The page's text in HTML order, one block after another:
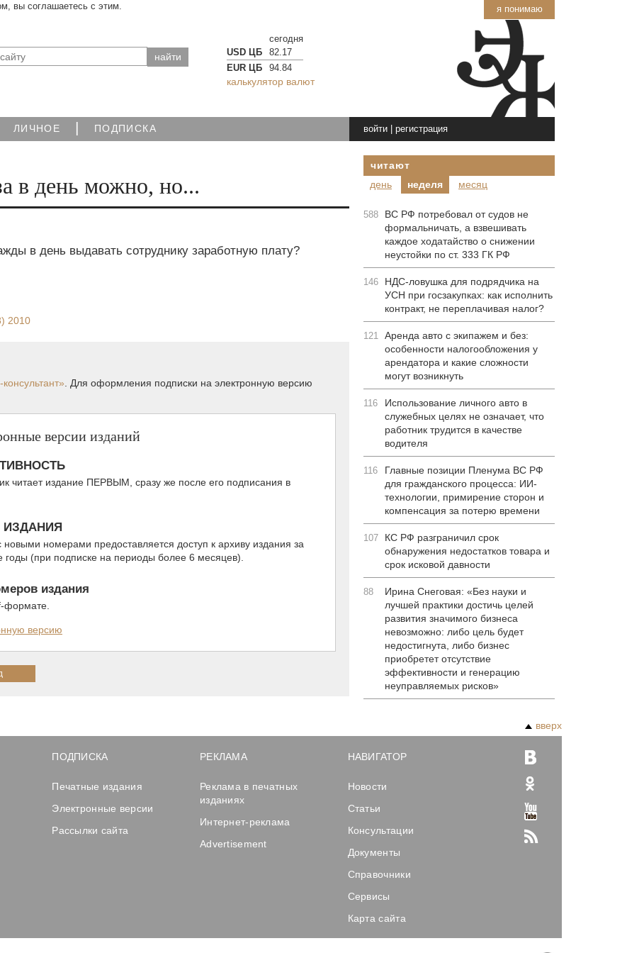
я понимаю
вы соглашаетесь с этим.
сегодня
USD ЦБ
82.17
EUR ЦБ
94.84
калькулятор валют
ЛИЧНОЕ | ПОДПИСКА войти| регистрация
в день можно, но...
в день выдавать сотруднику заработную плату?
2010
. Для оформления подписки на электронную версию
версии изданий
читает издание ПЕРВЫМ, сразу же после его подписания в
ИЗДАНИЯ
новыми номерами предоставляется доступ к архиву издания за
(при подписке на периоды более 6 месяцев).
издания
формате.
версию
читают
день
неделя месяц
588
ВС РФ потребовал от судов не
формальничать, а взвешивать
каждое ходатайство о снижении
неустойки по ст. 333 ГК РФ
146
НДС-ловушка для подрядчика на
УСН при госзакупках: как исполнить
контракт, не переплачивая налог?
121 Аренда авто с экипажем и без:
особенности налогообложения у
арендатора и какие сложности
могут возникнуть
116
Использование личного авто в
служебных целях не означает, что
работник трудится в качестве
водителя
116
Главные позиции Пленума ВС РФ
для гражданского процесса: ИИ-
технологии, примирение сторон и
компенсация за потерю времени
107
КС РФ разграничил срок
обнаружения недостатков товара и
срок исковой давности
88
Ирина Снеговая: «Без науки и
лучшей практики достичь целей
развития значимого бизнеса
невозможно: либо цель будет
недостигнута, либо бизнес
приобретет отсутствие
эффективности и генерацию
неуправляемых рисков»
вверх
ПОДПИСКА
Печатные издания
Электронные версии
Рассылки сайта
РЕКЛАМА
Реклама в печатных
изданиях
Интернет-реклама
Advertisement
НАВИГАТОР
Новости
Статьи
Консультации
Документы
Справочники
Сервисы
Карта сайта